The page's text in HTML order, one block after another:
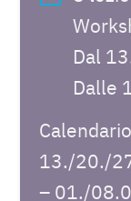
Dal
Dalle
13./20./
– 01./